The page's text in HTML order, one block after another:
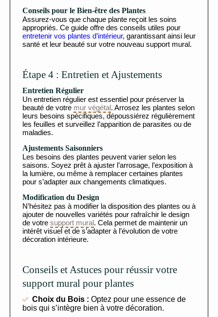
Conseils pour le Bien-être des Plantes
Assurez-vous que chaque plante reçoit les soins
appropriés. Ce guide offre des conseils utiles pour
entretenir vos plantes d’intérieur, garantissant ainsi leur
santé et leur beauté sur votre nouveau support mural.
Étape 4 : Entretien et Ajustements
Entretien Régulier
Un entretien régulier est essentiel pour préserver la
beauté de votre mur végétal. Arrosez les plantes selon
leurs besoins spécifiques, dépoussiérez régulièrement
les feuilles et surveillez l’apparition de parasites ou de
maladies.
Ajustements Saisonniers
Les besoins des plantes peuvent varier selon les
saisons. Soyez prêt à ajuster l’arrosage, l’exposition à
la lumière, ou même à remplacer certaines plantes
pour s’adapter aux changements climatiques.
Modification du Design
N’hésitez pas à modifier la disposition des plantes ou à
ajouter de nouvelles variétés pour rafraîchir le design
de votre support mural. Cela permet de maintenir un
intérêt visuel et de s’adapter à l’évolution de votre
décoration intérieure.
Conseils et Astuces pour réussir votre
support mural pour plantes
Choix du Bois : Optez pour une essence de
bois qui s’intègre bien à votre décoration.